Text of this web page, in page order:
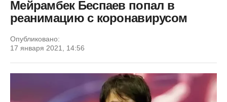
Мейрамбек Беспаев попал в
реанимацию с коронавирусом
Опубликовано:
17 января 2021, 14:56